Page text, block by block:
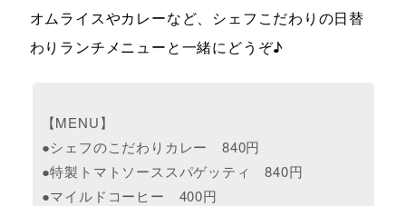
オムライスやカレーなど、シェフこだわりの日替
わりランチメニューと一緒にどうぞ♪
【MENU】
●シェフのこだわりカレー 840円
●特製トマトソーススパゲッティ 840円
●マイルドコーヒー 400円